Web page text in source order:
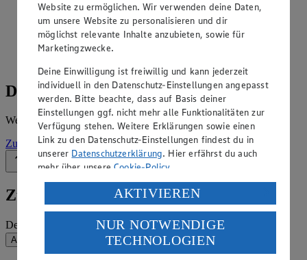
Siehe dir die Angebote der Woche deines Marktes im
digitalen Blätterkatalog an.
Prospekt ExpressSBFW im Browser
Details zum Markt
Weitere Informationen – alles auf einem Blick.
Zur Marktseite
Zurück nach oben
Zum Newsletter anmelden
Deine E-Mail-Adresse (Pflichtfeld)
Absenden
Website zu ermöglichen. Wir verwenden deine Daten,
um unsere Website zu personalisieren und dir
möglichst relevante Inhalte anzubieten, sowie für
Marketingzwecke.
Deine Einwilligung ist freiwillig und kann jederzeit
individuell in den Datenschutz-Einstellungen angepasst
werden. Bitte beachte, dass auf Basis deiner
Einstellungen ggf. nicht mehr alle Funktionalitäten zur
Verfügung stehen. Weitere Erklärungen sowie einen
Link zu den Datenschutz-Einstellungen findest du in
unserer Datenschutzerklärung. Hier erfährst du auch
mehr über unsereCookie-Policy.
Verarbeitung deiner personenbezogenen Daten in den
USA durch Facebook und YouTube:
Wenn du auf „Aktivieren“ klickst, willigst du im Sinne
des Art. 49 Abs. 1 Satz 1 lit. a) DSGVO ein, dass deine
Daten in den USA verarbeitet werden. Der EuGH sieht
AKTIVIEREN
NUR NOTWENDIGE
TECHNOLOGIEN